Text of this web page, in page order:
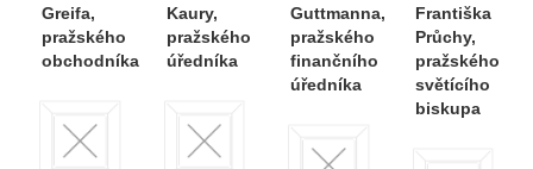
Greifa,
pražského
obchodníka
Kaury,
pražského
úředníka
Guttmanna,
pražského
finančního
úředníka
Františka
Průchy,
pražského
světícího
biskupa